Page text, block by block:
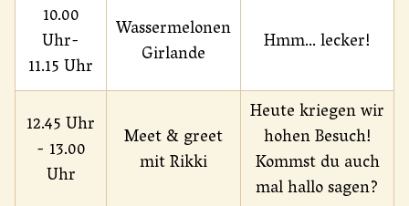
10.00
Uhr-
11.15 Uhr
Wassermelonen
Girlande
Hmm... lecker!
12.45 Uhr
- 13.00
Uhr
Meet & greet
mit Rikki
Heute kriegen wir
hohen Besuch!
Kommst du auch
mal hallo sagen?